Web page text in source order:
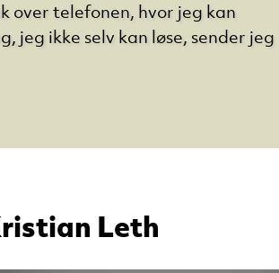
over telefonen, hvor jeg kan
jeg ikke selv kan løse, sender jeg
Leth